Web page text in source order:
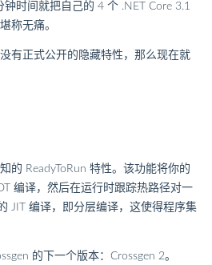
时间就把自己的 4 个 .NET Core 3.1
称无痛。
有正式公开的隐藏特性，那么现在就
的 ReadyToRun 特性。该功能将你的
编译，然后在运行时跟踪热路径对一
JIT 编译，即分层编译，这使得程序集
的下一个版本：Crossgen 2。